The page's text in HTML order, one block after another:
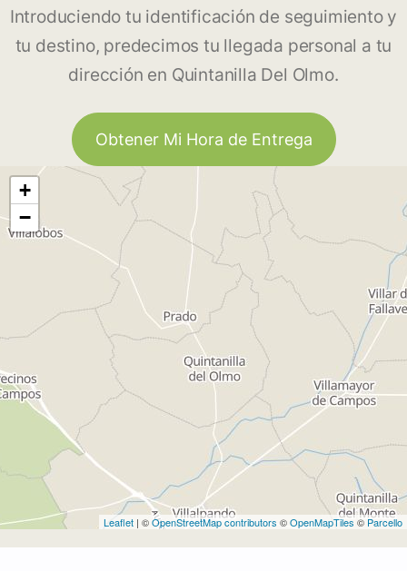
Introduciendo tu identificación de seguimiento y
tu destino, predecimos tu llegada personal a tu
dirección en Quintanilla Del Olmo.
Obtener Mi Hora de Entrega
+
−
Leaflet | ©OpenStreetMap contributors ©OpenMapTiles©Parcello